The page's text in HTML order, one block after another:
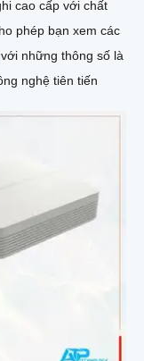
cao cấp với chất
phép bạn xem các
nghệ tiên tiến